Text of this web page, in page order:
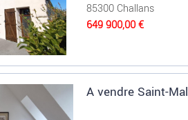
85300 Challans
649 900,00 €
A vendre Saint-